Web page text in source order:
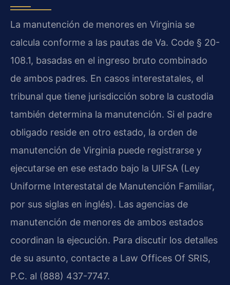
La manutención de menores en Virginia se
calcula conforme a las pautas de Va. Code § 20-
108.1, basadas en el ingreso bruto combinado
de ambos padres. En casos interestatales, el
tribunal que tiene jurisdicción sobre la custodia
también determina la manutención. Si el padre
obligado reside en otro estado, la orden de
manutención de Virginia puede registrarse y
ejecutarse en ese estado bajo la UIFSA (Ley
Uniforme Interestatal de Manutención Familiar,
por sus siglas en inglés). Las agencias de
manutención de menores de ambos estados
coordinan la ejecución. Para discutir los detalles
de su asunto, contacte a Law Offices Of SRIS,
P.C. al (888) 437-7747.